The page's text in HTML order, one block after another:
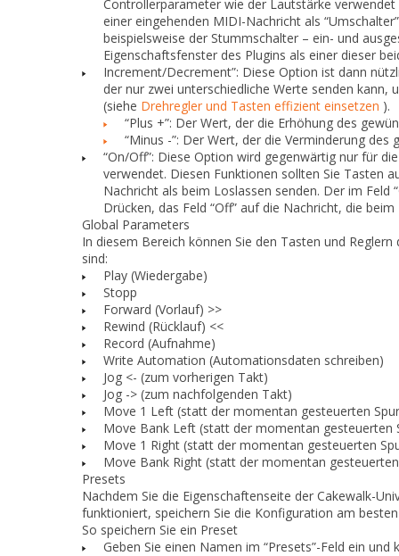
Controllerparameter wie der Lautstärke
einer eingehenden MIDI-Nachricht als
beispielsweise der Stummschalter – ein- und
Eigenschaftsfenster des Plugins als einer dieser
Increment/Decrement”: Diese Option ist dann
der nur zwei unterschiedliche Werte senden
(siehe Drehregler und Tasten effizient einsetzen ).
“Plus +”: Der Wert, der die Erhöhung des
“Minus -”: Der Wert, der die Verminderung
“On/Off”: Diese Option wird gegenwärtig nur für
verwendet. Diesen Funktionen sollten Sie Tasten
Nachricht als beim Loslassen senden. Der im Feld
Drücken, das Feld “Off” auf die Nachricht, die
Global Parameters
In diesem Bereich können Sie den Tasten und
sind:
Play (Wiedergabe)
Stopp
Forward (Vorlauf) >>
Rewind (Rücklauf) <<
Record (Aufnahme)
Write Automation (Automationsdaten schreiben)
Jog <- (zum vorherigen Takt)
Jog -> (zum nachfolgenden Takt)
Move 1 Left (statt der momentan gesteuerten
Move Bank Left (statt der momentan gesteuerten
Move 1 Right (statt der momentan gesteuerten
Move Bank Right (statt der momentan
Presets
Nachdem Sie die Eigenschaftenseite der Cakewalk-
funktioniert, speichern Sie die Konfiguration am
So speichern Sie ein Preset
Geben Sie einen Namen im “Presets”-Feld ein und